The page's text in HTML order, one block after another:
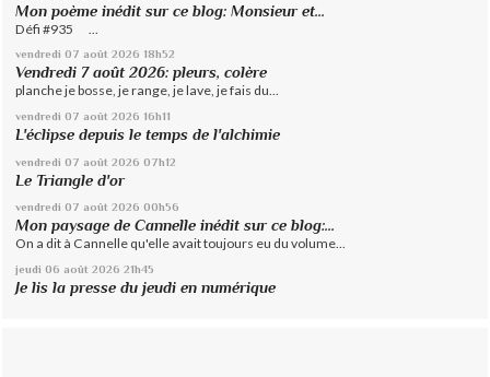
Mon poème inédit sur ce blog: Monsieur et...
Défi #935 ...
vendredi 07 août 2026 18h52
Vendredi 7 août 2026: pleurs, colère
planche je bosse, je range, je lave, je fais du...
vendredi 07 août 2026 16h11
L'éclipse depuis le temps de l'alchimie
vendredi 07 août 2026 07h12
Le Triangle d'or
vendredi 07 août 2026 00h56
Mon paysage de Cannelle inédit sur ce blog:...
On a dit à Cannelle qu'elle avait toujours eu du volume...
jeudi 06 août 2026 21h45
Je lis la presse du jeudi en numérique